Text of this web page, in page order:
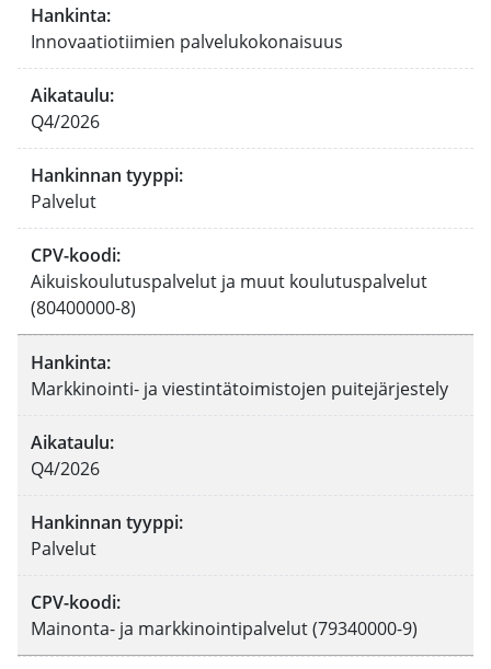
Hankinta:
Innovaatiotiimien palvelukokonaisuus
Aikataulu:
Q4/2026
Hankinnan tyyppi:
Palvelut
CPV-koodi:
Aikuiskoulutuspalvelut ja muut koulutuspalvelut
(80400000-8)
Hankinta:
Markkinointi- ja viestintätoimistojen puitejärjestely
Aikataulu:
Q4/2026
Hankinnan tyyppi:
Palvelut
CPV-koodi:
Mainonta- ja markkinointipalvelut (79340000-9)